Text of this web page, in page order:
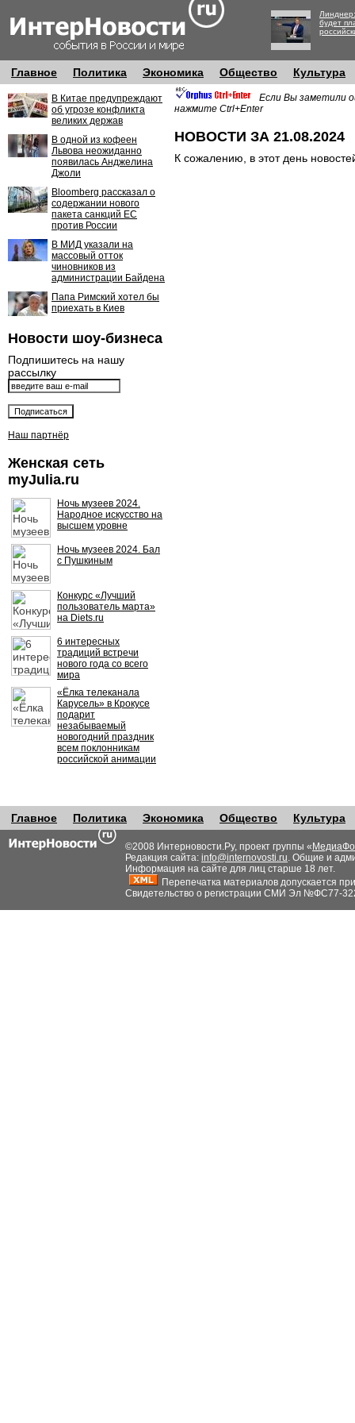
будет
Главное Политика Экономика Общество Культура
В Китае предупреждают
об угрозе конфликта
великих держав
В одной из кофеен
Львова неожиданно
появилась Анджелина
Джоли
Bloomberg рассказал о
содержании нового
пакета санкций ЕС
против России
В МИД указали на
массовый отток
чиновников из
администрации Байдена
Папа Римский хотел бы
приехать в Киев
Новости шоу-бизнеса
Подпишитесь на нашу
рассылку
Наш партнёр
Женская сеть
myJulia.ru
Ночь музеев 2024.
Народное искусство на
высшем уровне
Ночь музеев 2024. Бал
с Пушкиным
Конкурс «Лучший
пользователь марта»
на Diets.ru
6 интересных
традиций встречи
нового года со всего
мира
«Ёлка телеканала
Карусель» в Крокусе
подарит
незабываемый
новогодний праздник
всем поклонникам
российской анимации
Если Вы заметили
нажмите Ctrl+Enter
НОВОСТИ ЗА 21.08.2024
К сожалению, в этот день
Главное Политика Экономика Общество Культура
©2008 Интерновости.Ру, проект группы «
Редакция сайта: info@internovosti.ru. Общие и
Информация на сайте для лиц старше 18 лет.
Перепечатка материалов допускается
Свидетельство о регистрации СМИ Эл №ФС77-